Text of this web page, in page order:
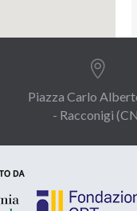

Piazza Carlo
- Racconigi